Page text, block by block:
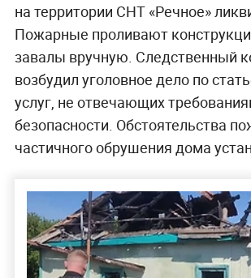
на территории СНТ «Речное»
Пожарные проливают
завалы вручную. Следственный
возбудил уголовное дело по
услуг, не отвечающих
безопасности. Обстоятельства
частичного обрушения дома